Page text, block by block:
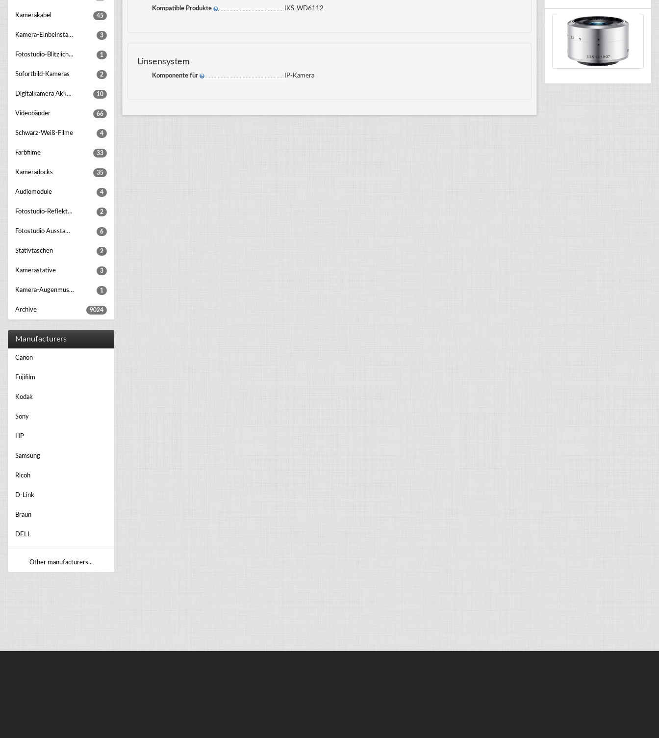
Kompatible Produkte IKS-WD6112
Linsensystem
Komponente für IP-Kamera
Kamerakabel 45
Kamera-Einbeinstative 3
Fotostudio-Blitzlichter 1
Sofortbild-Kameras 2
Digitalkamera Akku Griff 10
Videobänder 66
Schwarz-Weiß-Filme 4
Farbfilme 33
Kameradocks 35
Audiomodule 4
Fotostudio-Reflektoren 2
Fotostudio Ausstattungsset 6
Stativtaschen 2
Kamerastative 3
Kamera-Augenmuscheln 1
Archive 9024
Manufacturers
Canon
Fujifilm
Kodak
Sony
HP
Samsung
Ricoh
D-Link
Braun
DELL
Other manufacturers...